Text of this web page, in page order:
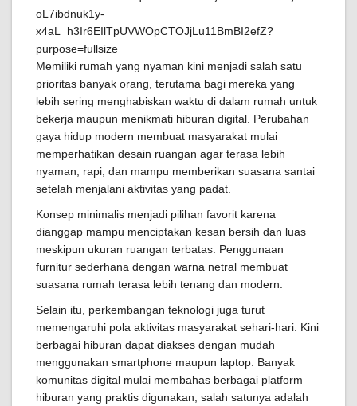
Memiliki rumah yang nyaman kini menjadi salah satu
prioritas banyak orang, terutama bagi mereka yang
lebih sering menghabiskan waktu di dalam rumah untuk
bekerja maupun menikmati hiburan digital. Perubahan
gaya hidup modern membuat masyarakat mulai
memperhatikan desain ruangan agar terasa lebih
nyaman, rapi, dan mampu memberikan suasana santai
setelah menjalani aktivitas yang padat.
Konsep minimalis menjadi pilihan favorit karena
dianggap mampu menciptakan kesan bersih dan luas
meskipun ukuran ruangan terbatas. Penggunaan
furnitur sederhana dengan warna netral membuat
suasana rumah terasa lebih tenang dan modern.
Selain itu, perkembangan teknologi juga turut
memengaruhi pola aktivitas masyarakat sehari-hari. Kini
berbagai hiburan dapat diakses dengan mudah
menggunakan smartphone maupun laptop. Banyak
komunitas digital mulai membahas berbagai platform
hiburan yang praktis digunakan, salah satunya adalah